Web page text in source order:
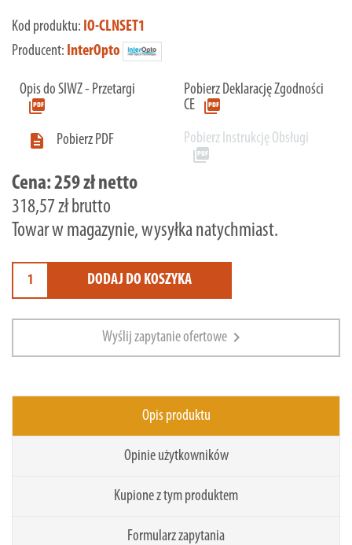
Kod produktu: IO-CLNSET1
Producent: InterOpto
Opis do SIWZ - Przetargi
picture_as_pdf
Pobierz Deklarację Zgodności
CE picture_as_pdf

Pobierz PDF Pobierz Instrukcję Obsługi
picture_as_pdf
Cena:259 zł netto
318,57 zł brutto
Towar w magazynie, wysyłka natychmiast.
DODAJ DO KOSZYKA
Wyślij zapytanie ofertowe chevron_right
Opis produktu
Opinie użytkowników
Kupione z tym produktem
Formularz zapytania